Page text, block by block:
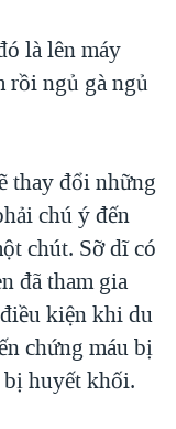
THÔN MỸ
là lên máy
rồi ngủ gà ngủ
thay đổi những
chú ý đến
chút. Sỡ dĩ có
đã tham gia
kiện khi du
chứng máu bị
bị huyết khối.